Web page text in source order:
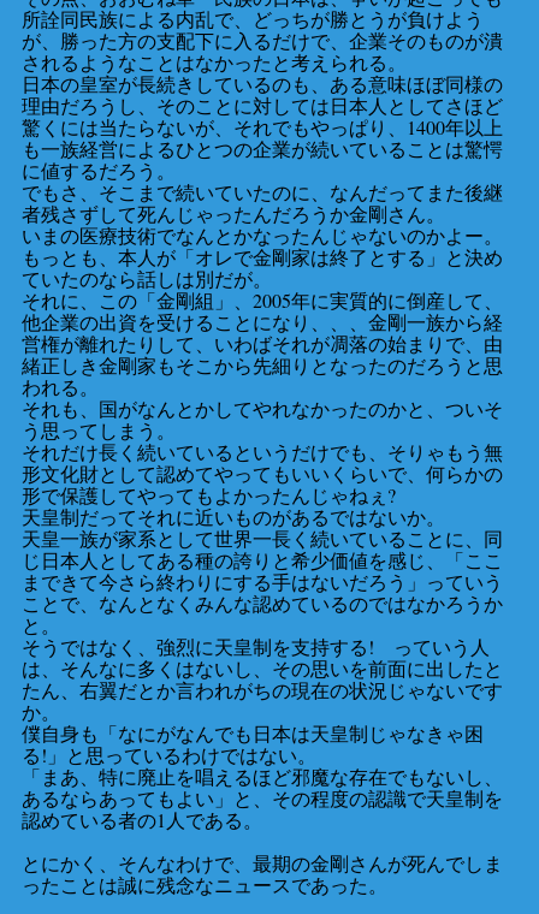
所詮同民族による内乱で、どっちが勝とうが負けよう
が、勝った方の支配下に入るだけで、企業そのものが潰
されるようなことはなかったと考えられる。
日本の皇室が長続きしているのも、ある意味ほぼ同様の
理由だろうし、そのことに対しては日本人としてさほど
驚くには当たらないが、それでもやっぱり、1400年以上
も一族経営によるひとつの企業が続いていることは驚愕
に値するだろう。
でもさ、そこまで続いていたのに、なんだってまた後継
者残さずして死んじゃったんだろうか金剛さん。
いまの医療技術でなんとかなったんじゃないのかよー。
もっとも、本人が「オレで金剛家は終了とする」と決め
ていたのなら話しは別だが。
それに、この「金剛組」、2005年に実質的に倒産して、
他企業の出資を受けることになり、、、金剛一族から経
営権が離れたりして、いわばそれが凋落の始まりで、由
緒正しき金剛家もそこから先細りとなったのだろうと思
われる。
それも、国がなんとかしてやれなかったのかと、ついそ
う思ってしまう。
それだけ長く続いているというだけでも、そりゃもう無
形文化財として認めてやってもいいくらいで、何らかの
形で保護してやってもよかったんじゃねぇ?
天皇制だってそれに近いものがあるではないか。
天皇一族が家系として世界一長く続いていることに、同
じ日本人としてある種の誇りと希少価値を感じ、「ここ
まできて今さら終わりにする手はないだろう」っていう
ことで、なんとなくみんな認めているのではなかろうか
と。
そうではなく、強烈に天皇制を支持する! っていう人
は、そんなに多くはないし、その思いを前面に出したと
たん、右翼だとか言われがちの現在の状況じゃないです
か。
僕自身も「なにがなんでも日本は天皇制じゃなきゃ困
る!」と思っているわけではない。
「まあ、特に廃止を唱えるほど邪魔な存在でもないし、
あるならあってもよい」と、その程度の認識で天皇制を
認めている者の1人である。
とにかく、そんなわけで、最期の金剛さんが死んでしま
ったことは誠に残念なニュースであった。